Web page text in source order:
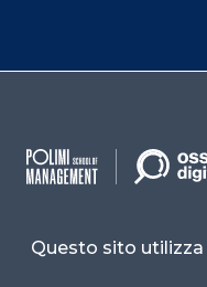
Facebook
Questo sito